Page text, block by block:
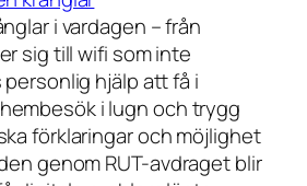
i vardagen – från
sig till wifi som inte
hjälp att få i
i lugn och trygg
förklaringar och möjlighet
genom RUT-avdraget blir